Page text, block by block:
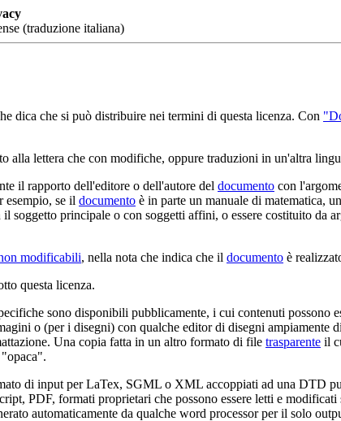
(traduzione italiana)
dica che si può distribuire nei termini di questa licenza. Con
alla lettera che con modifiche, oppure traduzioni in un'altra
il rapporto dell'editore o dell'autore del documento con
esempio, se il documento è in parte un manuale di matematica,
soggetto principale o con soggetti affini, o essere costituito da
modificabili, nella nota che indica che il documento è
questa licenza.
sono disponibili pubblicamente, i cui contenuti possono
o (per i disegni) con qualche editor di disegni ampiamente
Una copia fatta in un altro formato di file trasparente il
"opaca".
di input per LaTex, SGML o XML accoppiati ad una DTD
PDF, formati proprietari che possono essere letti e
automaticamente da qualche word processor per il solo